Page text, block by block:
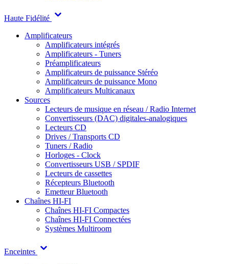
Haute Fidélité
Amplificateurs
Amplificateurs intégrés
Amplificateurs - Tuners
Préamplificateurs
Amplificateurs de puissance Stéréo
Amplificateurs de puissance Mono
Amplificateurs Multicanaux
Sources
Lecteurs de musique en réseau / Radio Internet
Convertisseurs (DAC) digitales-analogiques
Lecteurs CD
Drives / Transports CD
Tuners / Radio
Horloges - Clock
Convertisseurs USB / SPDIF
Lecteurs de cassettes
Récepteurs Bluetooth
Emetteur Bluetooth
Chaînes HI-FI
Chaînes HI-FI Compactes
Chaînes HI-FI Connectées
Systèmes Multiroom
Enceintes